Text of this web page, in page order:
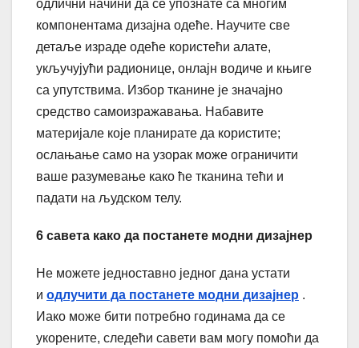
одлични начини да се упознате са многим
компонентама дизајна одеће. Научите све
детаље израде одеће користећи алате,
укључујући радионице, онлајн водиче и књиге
са упутствима. Избор тканине је значајно
средство самоизражавања. Набавите
материјале које планирате да користите;
ослањање само на узорак може ограничити
ваше разумевање како ће тканина тећи и
падати на људском телу.
6 савета како да постанете модни дизајнер
Не можете једноставно једног дана устати
и одлучити да постанете модни дизајнер .
Иако може бити потребно годинама да се
укорените, следећи савети вам могу помоћи да